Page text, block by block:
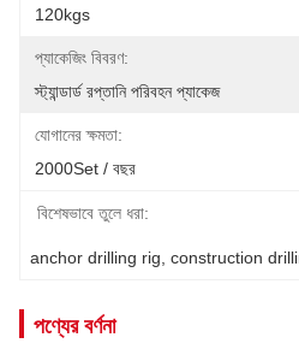
120kgs
প্যাকেজিং বিবরণ:
স্ট্যান্ডার্ড রপ্তানি পরিবহন প্যাকেজ
যোগানের ক্ষমতা:
2000Set / বছর
বিশেষভাবে তুলে ধরা:
anchor drilling rig construction
পণ্যের বর্ণনা